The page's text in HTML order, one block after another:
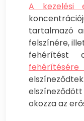
A kezelési
tartalmazó
felszínére,
fehérítést
fehérítésére
okozza az